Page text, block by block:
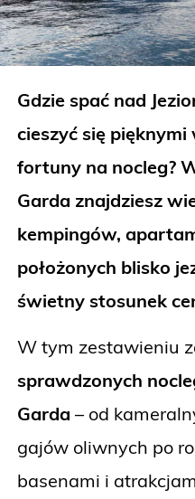
Gdzie spać nad
cieszyć się
fortuny na nocleg?
Garda znajdziesz
kempingów,
położonych blisko
świetny stosunek
W tym zestawieniu
sprawdzonych
Garda – od
gajów oliwnych po
basenami i